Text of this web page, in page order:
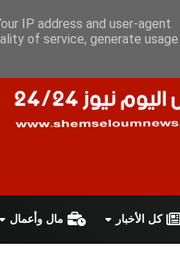
سياسة الخصوصية اتفاقية
كل الأخبار مال وأعمال
IP address and user-agent
of service, generate usage